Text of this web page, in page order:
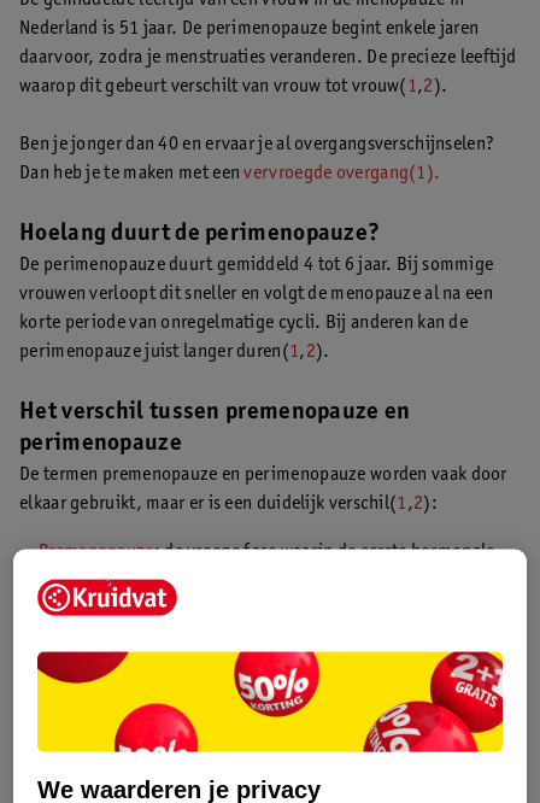
Nederland is 51 jaar. De perimenopauze begint enkele jaren
daarvoor, zodra je menstruaties veranderen. De precieze leeftijd
waarop dit gebeurt verschilt van vrouw tot vrouw(1,2).
Ben je jonger dan 40 en ervaar je al overgangsverschijnselen?
Dan heb je te maken met eenvervroegde overgang(1).
Hoelang duurt de perimenopauze?
De perimenopauze duurt gemiddeld 4 tot 6 jaar. Bij sommige
vrouwen verloopt dit sneller en volgt de menopauze al na een
korte periode van onregelmatige cycli. Bij anderen kan de
perimenopauze juist langer duren(1,2).
Het verschil tussen premenopauze en
perimenopauze
De termen premenopauze en perimenopauze worden vaak door
elkaar gebruikt, maar er is een duidelijk verschil(1,2):
Premenopauze: de vroege fase waarin de eerste hormonale
veranderingen beginnen, maar je menstruatie vaak nog
regelmatig is. Dit is de beginnende overgang.
daadwerkelijk verandert en die doorgaat tot een jaar na je
Wat kun je doen tijdens de perimenopauze?
Een gezonde leefstijl kan helpen om je fitter te voelen in deze
We waarderen je privacy